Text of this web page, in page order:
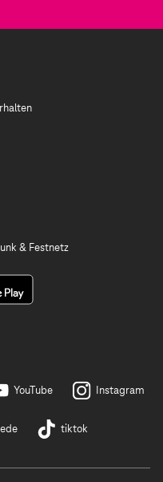
& Festnetz
YouTube Instagram
tiktok